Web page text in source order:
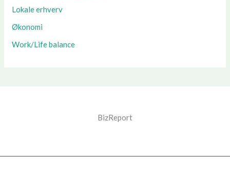
Lokale erhverv
Økonomi
Work/Life balance
BizReport